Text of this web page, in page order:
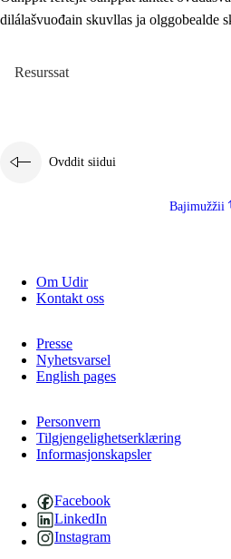
dilálašvuođain skuvllas ja olggobealde
Resurssat
Ovddit siidui
Bajimužžii
Om Udir
Kontakt oss
Presse
Nyhetsvarsel
English pages
Personvern
Tilgjengelighetserklæring
Informasjonskapsler
Facebook
LinkedIn
Instagram